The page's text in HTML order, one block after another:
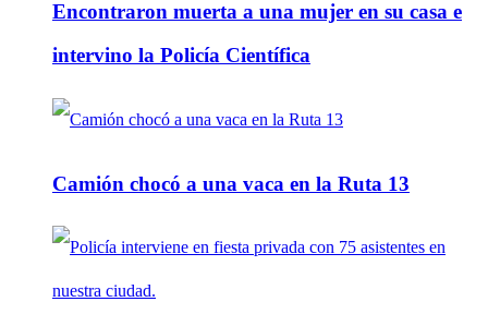
Encontraron muerta a una mujer en su casa e
intervino la Policía Científica
Camión chocó a una vaca en la Ruta 13